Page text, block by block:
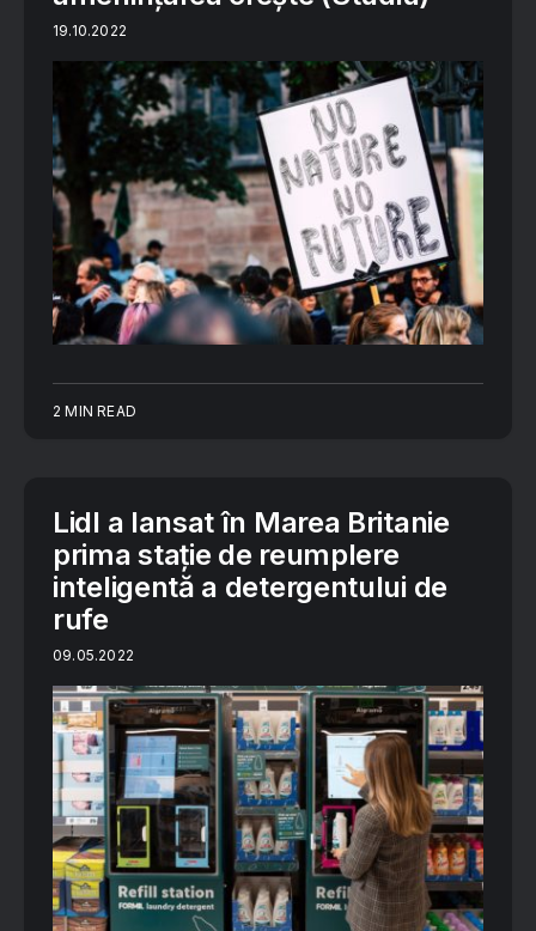
19.10.2022
2 MIN READ
Lidl a lansat în Marea Britanie
prima stație de reumplere
inteligentă a detergentului de
rufe
09.05.2022